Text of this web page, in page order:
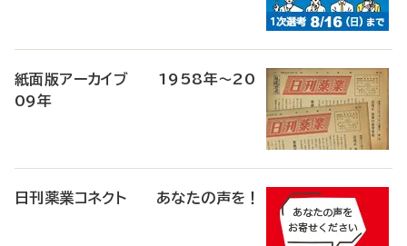
紙面版アーカイブ 1958年～20
09年
日刊薬業コネクト あなたの声を！